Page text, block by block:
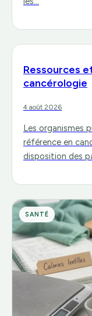
Ressources
cancérologie
4 août 2026
Les organismes
référence en
disposition des
SANTÉ